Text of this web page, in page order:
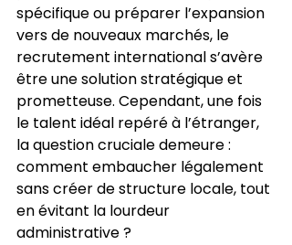
spécifique ou préparer l’expansion
vers de nouveaux marchés, le
recrutement international s’avère
être une solution stratégique et
prometteuse. Cependant, une fois
le talent idéal repéré à l’étranger,
la question cruciale demeure :
comment embaucher légalement
sans créer de structure locale, tout
en évitant la lourdeur
administrative ?